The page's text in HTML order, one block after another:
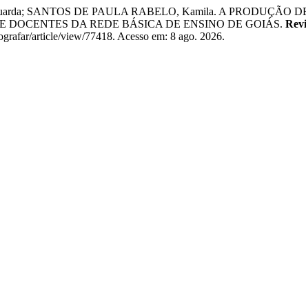
SANTOS DE PAULA RABELO, Kamila. A PRODUÇÃO
DA REDE BÁSICA DE ENSINO DE GOIÁS.
article/view/77418. Acesso em: 8 ago. 2026.